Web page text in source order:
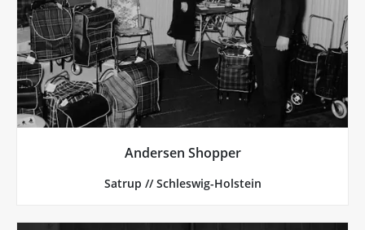
Andersen Shopper
Satrup // Schleswig-Holstein
Andersen Shopper, Satrup // Schleswig-Holstein
El «Hackenporsche» (carrito de la compra) de la
empresa Andersen, con sede en Schleswig-Holstein,
era originalmente un producto de la posguerra, pero
hoy en día es un artículo de alta tecnología: se puede
enganchar a la bicicleta, fijar al carrito de la compra,
plegar y guardar en el coche...